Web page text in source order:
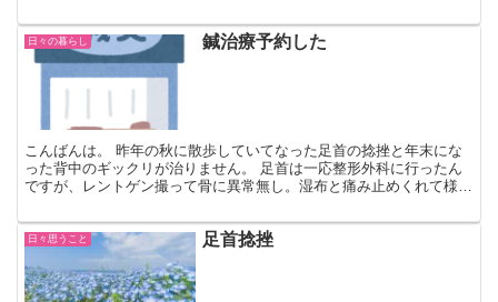
日々の暮らし 鍼治療予約した
こんばんは。 昨年の秋に散歩していてなった足首の捻挫と年末にな
った背中のギックリが治りません。 足首は一応整形外科に行ったん
ですが、レントゲン撮って骨に異常無し。湿布と痛み止めくれて様子
日々思うこと 足首捻挫